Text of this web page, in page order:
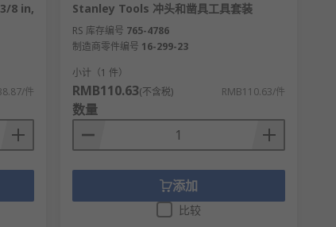
8 in,
件
Stanley Tools 冲头和凿具工具套装
RS 库存编号 765-4786
制造商零件编号 16-299-23
小计（1 件）
RMB110.63(不含税) RMB110.63/件
数量
添加
比较